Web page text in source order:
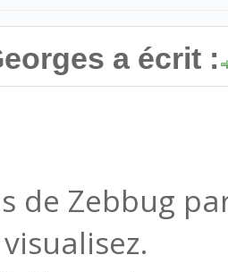
a écrit :
de Zebbug